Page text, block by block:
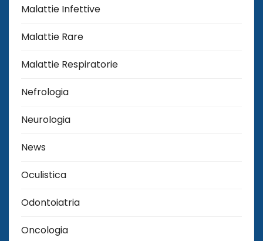
Malattie Infettive
Malattie Rare
Malattie Respiratorie
Nefrologia
Neurologia
News
Oculistica
Odontoiatria
Oncologia